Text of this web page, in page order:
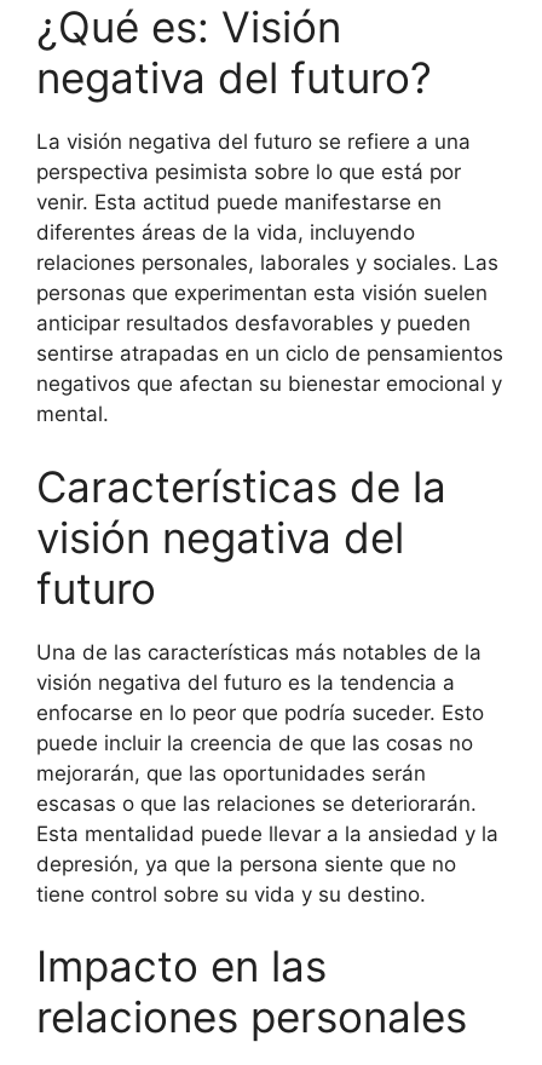
¿Qué es: Visión
negativa del futuro?
La visión negativa del futuro se refiere a una
perspectiva pesimista sobre lo que está por
venir. Esta actitud puede manifestarse en
diferentes áreas de la vida, incluyendo
relaciones personales, laborales y sociales. Las
personas que experimentan esta visión suelen
anticipar resultados desfavorables y pueden
sentirse atrapadas en un ciclo de pensamientos
negativos que afectan su bienestar emocional y
mental.
Características de la
visión negativa del
futuro
Una de las características más notables de la
visión negativa del futuro es la tendencia a
enfocarse en lo peor que podría suceder. Esto
puede incluir la creencia de que las cosas no
mejorarán, que las oportunidades serán
escasas o que las relaciones se deteriorarán.
Esta mentalidad puede llevar a la ansiedad y la
depresión, ya que la persona siente que no
tiene control sobre su vida y su destino.
Impacto en las
relaciones personales